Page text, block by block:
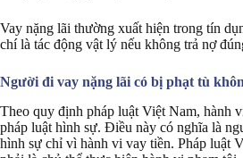
Vay nặng lãi thường xuất hiện trong tín
chí là tác động vật lý nếu không trả nợ
Người đi vay nặng lãi có bị phạt tù
Theo quy định pháp luật Việt Nam, hành
pháp luật hình sự. Điều này có nghĩa là
hình sự chỉ vì hành vi vay tiền. Pháp luật